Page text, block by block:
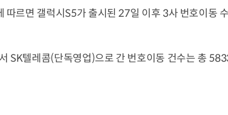
르면 갤럭시S5가 출시된 27일 이후 3사 번호이동
SK텔레콤(단독영업)으로 간 번호이동 건수는 총